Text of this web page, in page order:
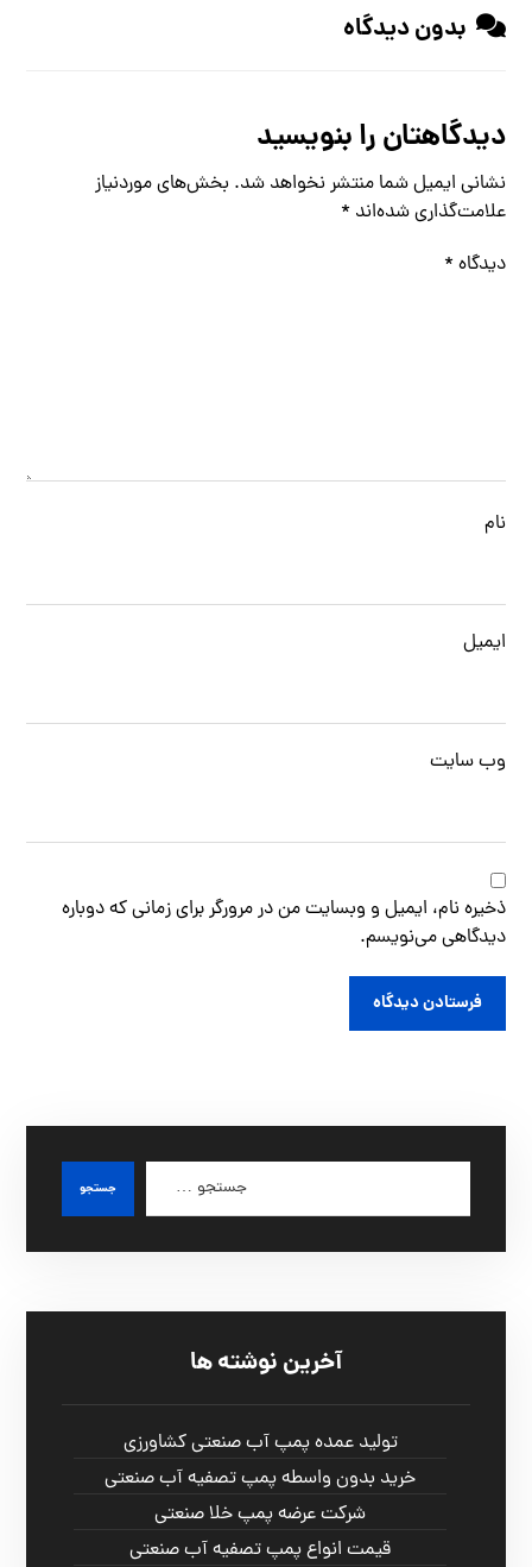
بدون دیدگاه
دیدگاهتان را بنویسید
نشانی ایمیل شما منتشر نخواهد شد. بخش‌های موردنیاز
علامت‌گذاری شده‌اند *
دیدگاه *
نام
ایمیل
وب‌ سایت
ذخیره نام، ایمیل و وبسایت من در مرورگر برای زمانی که دوباره
دیدگاهی می‌نویسم.
آخرین نوشته ها
تولید عمده پمپ آب صنعتی کشاورزی
خرید بدون واسطه پمپ تصفیه آب صنعتی
شرکت عرضه پمپ خلا صنعتی
قیمت انواع پمپ تصفیه آب صنعتی